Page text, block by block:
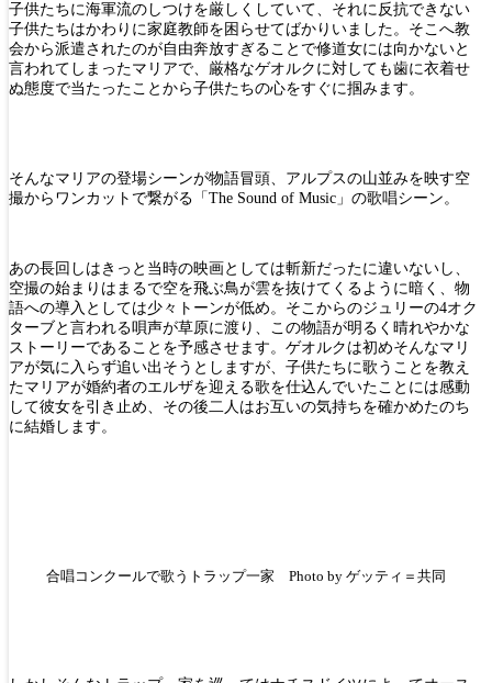
子供たちに海軍流のしつけを厳しくしていて、それに反抗できない
子供たちはかわりに家庭教師を困らせてばかりいました。そこへ教
会から派遣されたのが自由奔放すぎることで修道女には向かないと
言われてしまったマリアで、厳格なゲオルクに対しても歯に衣着せ
ぬ態度で当たったことから子供たちの心をすぐに掴みます。
そんなマリアの登場シーンが物語冒頭、アルプスの山並みを映す空
撮からワンカットで繋がる「The Sound of Music」の歌唱シーン。
あの長回しはきっと当時の映画としては斬新だったに違いないし、
空撮の始まりはまるで空を飛ぶ鳥が雲を抜けてくるように暗く、物
語への導入としては少々トーンが低め。そこからのジュリーの4オク
ターブと言われる唄声が草原に渡り、この物語が明るく晴れやかな
ストーリーであることを予感させます。ゲオルクは初めそんなマリ
アが気に入らず追い出そうとしますが、子供たちに歌うことを教え
たマリアが婚約者のエルザを迎える歌を仕込んでいたことには感動
して彼女を引き止め、その後二人はお互いの気持ちを確かめたのち
に結婚します。
合唱コンクールで歌うトラップ一家 Photo by ゲッティ＝共同